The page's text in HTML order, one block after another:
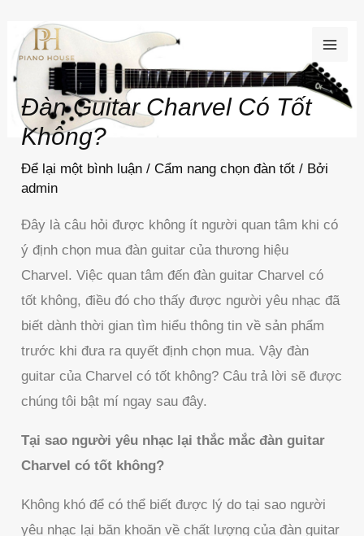
nội
dung
Đàn Guitar Charvel Có Tốt
Không?
Để lại một bình luận /Cẩm nang chọn đàn tốt / Bởi
admin
Đây là câu hỏi được không ít người quan tâm khi có
ý định chọn mua đàn guitar của thương hiệu
Charvel. Việc quan tâm đến đàn guitar Charvel có
tốt không, điều đó cho thấy được người yêu nhạc đã
biết dành thời gian tìm hiểu thông tin về sản phẩm
trước khi đưa ra quyết định chọn mua. Vậy đàn
guitar của Charvel có tốt không? Câu trả lời sẽ được
chúng tôi bật mí ngay sau đây.
Tại sao người yêu nhạc lại thắc mắc đàn guitar
Charvel có tốt không?
Không khó để có thể biết được lý do tại sao người
yêu nhạc lại băn khoăn về chất lượng của đàn guitar